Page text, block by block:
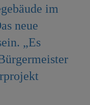
im
neue
„Es